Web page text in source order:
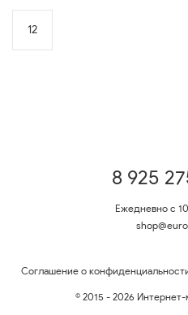
12
8 925
Ежедневно с
Соглашение о
© 2015 - 2026 Интернет-